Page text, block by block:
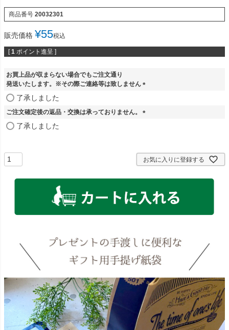
商品番号 20032301
販売価格 ¥55税込
[ 1 ポイント進呈 ]
お買上品が収まらない場合でもご注文通り
発送いたします。※その際ご連絡等は致しません
須
了承しました
ご注文確定後の返品・交換は承っておりません。
了承しました
お気に入りに登録する